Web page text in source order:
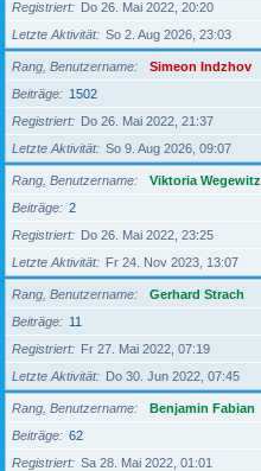
Registriert
Do 26. Mai 2022, 20:20
Letzte Aktivität
So 2. Aug 2026, 23:03
Rang, Benutzername
Simeon Indzhov
Beiträge
1502
Registriert
Do 26. Mai 2022, 21:37
Letzte Aktivität
So 9. Aug 2026, 09:07
Rang, Benutzername
Viktoria Wegewitz
Beiträge
2
Registriert
Do 26. Mai 2022, 23:25
Letzte Aktivität
Fr 24. Nov 2023, 13:07
Rang, Benutzername
Gerhard Strach
Beiträge
11
Registriert
Fr 27. Mai 2022, 07:19
Letzte Aktivität
Do 30. Jun 2022, 07:45
Rang, Benutzername
Benjamin Fabian
Beiträge
62
Registriert
Sa 28. Mai 2022, 01:01